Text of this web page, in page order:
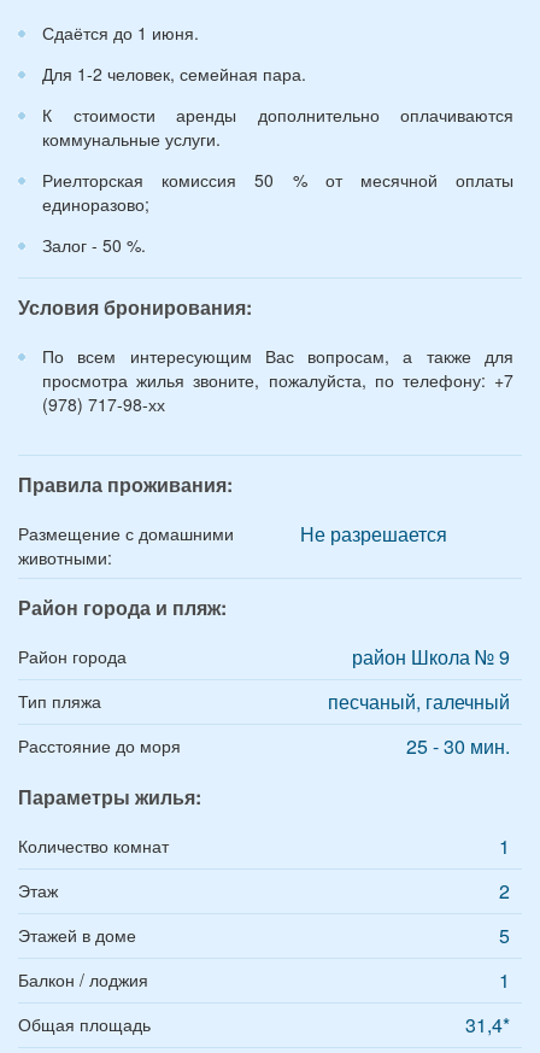
Сдаётся до 1 июня.
Для 1-2 человек, семейная пара.
К стоимости аренды дополнительно оплачиваются
коммунальные услуги.
Риелторская комиссия 50 % от месячной оплаты
единоразово;
Залог - 50 %.
Условия бронирования:
По всем интересующим Вас вопросам, а также для
просмотра жилья звоните, пожалуйста, по телефону: +7
(978) 717-98-хх
Правила проживания:
Размещение с домашними
животными:
Не разрешается
Район города и пляж:
Район города район Школа № 9
Тип пляжа песчаный, галечный
Расстояние до моря
25 - 30 мин.
Параметры жилья:
Количество комнат 1
Этаж 2
Этажей в доме 5
Балкон / лоджия 1
Общая площадь 31,4*